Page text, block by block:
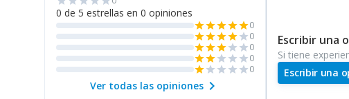
0 de 5 estrellas en 0 opiniones
starstarstarstarstar0
starstarstarstarstar0
starstarstarstar star0
starstarstar star star0
starstar star star star0
Ver todas las opinioneschevron_right
Escribir una
Si tiene
Escribir una